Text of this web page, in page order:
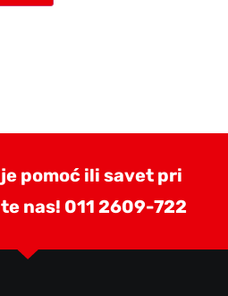
pomoć ili savet pri
nas! 011 2609-722